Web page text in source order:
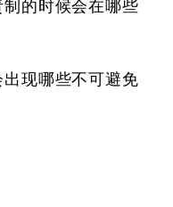
的时候会在哪些
现哪些不可避免